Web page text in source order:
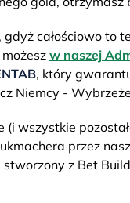
całościowo to
w naszej
, który
Niemcy - Wybrzeże
wszystkie
przez
z Bet